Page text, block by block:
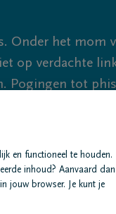
Onder het mom
op verdachte
Pogingen tot
zijn er voor je 24u/24
en functioneel te houden.
inhoud? Aanvaard dan
jouw browser. Je kunt je